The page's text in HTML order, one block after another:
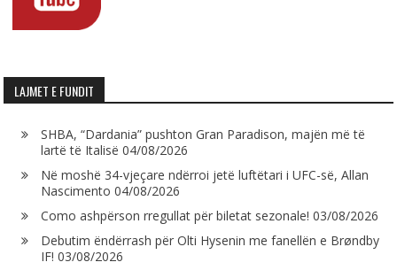
LAJMET E FUNDIT
SHBA, “Dardania” pushton Gran Paradison, majën më të
lartë të Italisë 04/08/2026
Në moshë 34-vjeçare ndërroi jetë luftëtari i UFC-së, Allan
Nascimento 04/08/2026
Como ashpërson rregullat për biletat sezonale! 03/08/2026
Debutim ëndërrash për Olti Hysenin me fanellën e Brøndby
IF! 03/08/2026